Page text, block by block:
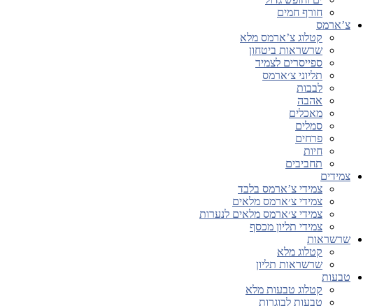
חורף חמים
צ’ארמס
קטלוג צ’ארמס מלא
שרשראות ביטחון
ספייסרים לצמיד
תליוני צ׳ארמס
לבבות
אהבה
מאכלים
סמלים
פרחים
חיות
תחביבים
צמידים
צמידי צ’ארמס בלבד
צמידי צ׳ארמס מלאים
צמידי צ׳ארמס מלאים לנערות
צמידי תליון מכסף
שרשראות
קטלוג מלא
שרשראות תליון
טבעות
קטלוג טבעות מלא
טבעות לבוגרות